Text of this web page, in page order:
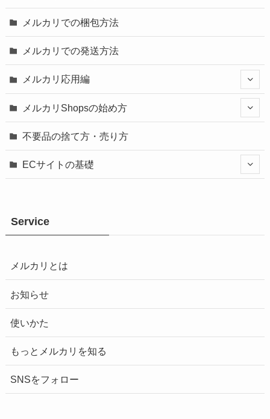
メルカリでの梱包方法
メルカリでの発送方法
メルカリ応用編
メルカリShopsの始め方
不要品の捨て方・売り方
ECサイトの基礎
Service
メルカリとは
お知らせ
使いかた
もっとメルカリを知る
SNSをフォロー